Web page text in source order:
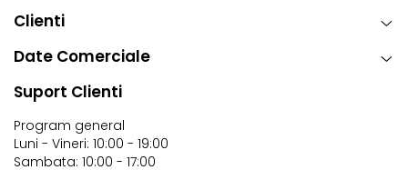
Clienti
Date Comerciale
Suport Clienti
Program general
Luni - Vineri: 10:00 - 19:00
Sambata: 10:00 - 17:00